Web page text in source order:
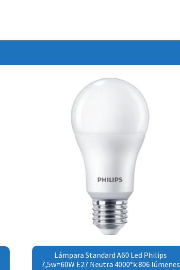
Lámpara Standard A60 Led Philips
7,5w=60W E27 Neutra 4000°k 806 lúmenes